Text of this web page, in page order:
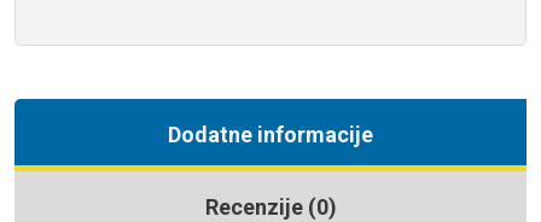
Dodatne informacije
Recenzije (0)